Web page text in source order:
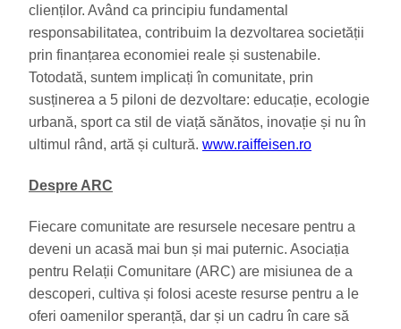
clienților. Având ca principiu fundamental
responsabilitatea, contribuim la dezvoltarea societății
prin finanțarea economiei reale și sustenabile.
Totodată, suntem implicați în comunitate, prin
susținerea a 5 piloni de dezvoltare: educație, ecologie
urbană, sport ca stil de viață sănătos, inovație și nu în
ultimul rând, artă și cultură. www.raiffeisen.ro
Despre ARC
Fiecare comunitate are resursele necesare pentru a
deveni un acasă mai bun și mai puternic. Asociația
pentru Relații Comunitare (ARC) are misiunea de a
descoperi, cultiva și folosi aceste resurse pentru a le
oferi oamenilor speranță, dar și un cadru în care să